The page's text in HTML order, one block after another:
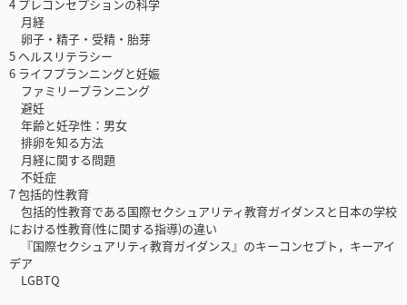
4 プレコンセプションの科学
月経
卵子・精子・受精・胎芽
5 ヘルスリテラシー
6 ライフプランニングと妊娠
ファミリープランニング
避妊
年齢と妊孕性：男女
排卵を知る方法
月経に関する問題
不妊症
7 包括的性教育
包括的性教育である国際セクシュアリティ教育ガイダンスと日本の学校
における性教育(性に関する指導)の違い
『国際セクシュアリティ教育ガイダンス』のキーコンセプト，キーアイ
デア
LGBTQ